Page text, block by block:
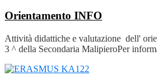
Orientamento INFO
Attività didattiche e valutazione dell'
3 ^ della Secondaria MalipieroPer